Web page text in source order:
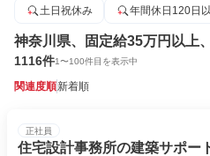
土日祝休み
年間休日120日
神奈川県、固定給35万円以上
1116件1〜100件目を表示中
関連度順新着順
正社員
住宅設計事務所の建築サポー